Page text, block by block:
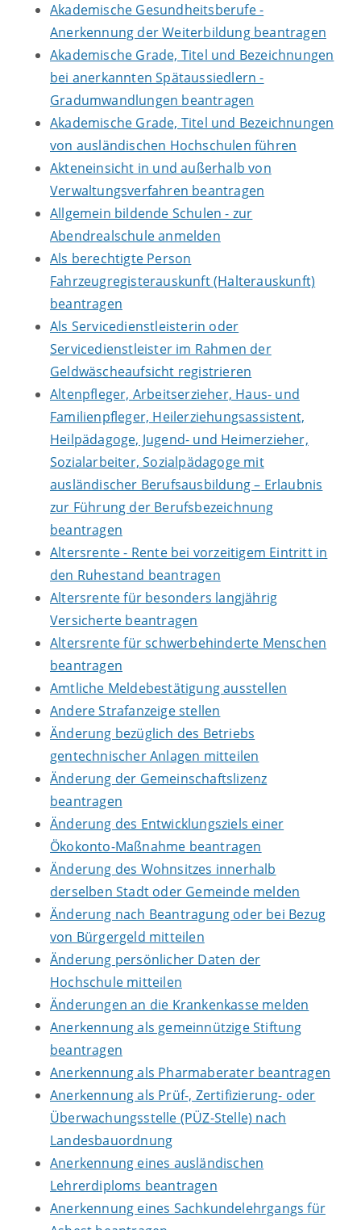
Akademische Gesundheitsberufe -
Anerkennung der Weiterbildung beantragen
Akademische Grade, Titel und Bezeichnungen
bei anerkannten Spätaussiedlern -
Gradumwandlungen beantragen
Akademische Grade, Titel und Bezeichnungen
von ausländischen Hochschulen führen
Akteneinsicht in und außerhalb von
Verwaltungsverfahren beantragen
Allgemein bildende Schulen - zur
Abendrealschule anmelden
Als berechtigte Person
Fahrzeugregisterauskunft (Halterauskunft)
beantragen
Als Servicedienstleisterin oder
Servicedienstleister im Rahmen der
Geldwäscheaufsicht registrieren
Altenpfleger, Arbeitserzieher, Haus- und
Familienpfleger, Heilerziehungsassistent,
Heilpädagoge, Jugend- und Heimerzieher,
Sozialarbeiter, Sozialpädagoge mit
ausländischer Berufsausbildung – Erlaubnis
zur Führung der Berufsbezeichnung
beantragen
Altersrente - Rente bei vorzeitigem Eintritt in
den Ruhestand beantragen
Altersrente für besonders langjährig
Versicherte beantragen
Altersrente für schwerbehinderte Menschen
beantragen
Amtliche Meldebestätigung ausstellen
Andere Strafanzeige stellen
Änderung bezüglich des Betriebs
gentechnischer Anlagen mitteilen
Änderung der Gemeinschaftslizenz
beantragen
Änderung des Entwicklungsziels einer
Ökokonto-Maßnahme beantragen
Änderung des Wohnsitzes innerhalb
derselben Stadt oder Gemeinde melden
Änderung nach Beantragung oder bei Bezug
von Bürgergeld mitteilen
Änderung persönlicher Daten der
Hochschule mitteilen
Änderungen an die Krankenkasse melden
Anerkennung als gemeinnützige Stiftung
beantragen
Anerkennung als Pharmaberater beantragen
Anerkennung als Prüf-, Zertifizierung- oder
Überwachungsstelle (PÜZ-Stelle) nach
Landesbauordnung
Anerkennung eines ausländischen
Lehrerdiploms beantragen
Anerkennung eines Sachkundelehrgangs für